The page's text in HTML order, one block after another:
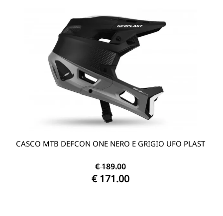
CASCO MTB DEFCON ONE NERO E GRIGIO UFO PLAST
€ 189.00
€ 171.00